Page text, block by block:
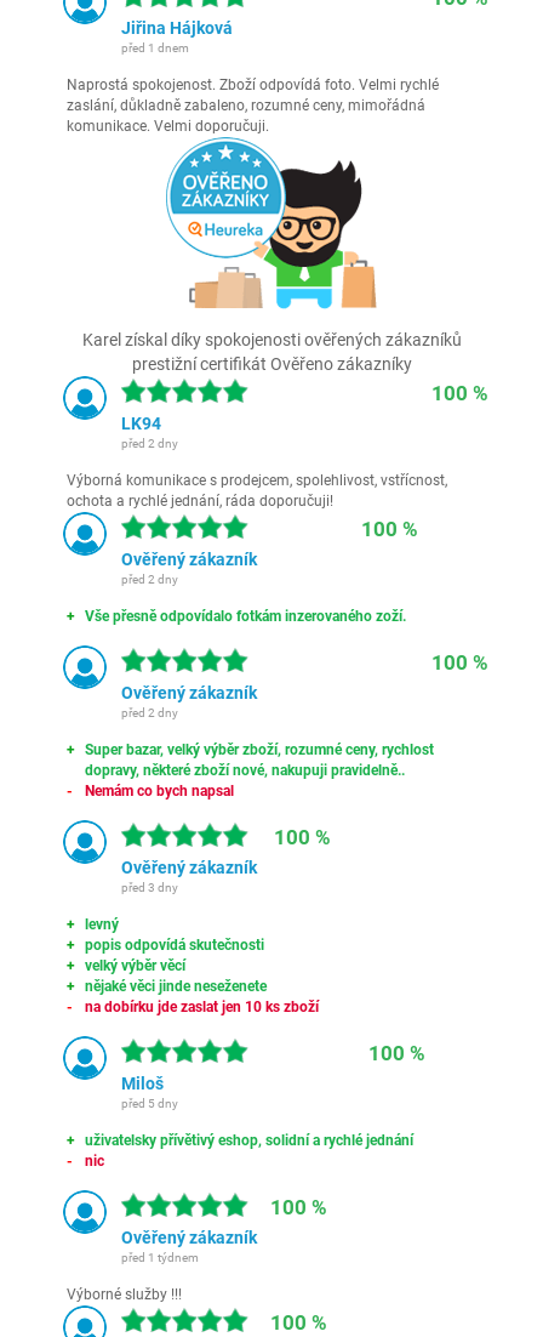
Jiřina Hájková
před 1 dnem
Naprostá spokojenost. Zboží odpovídá foto. Velmi rychlé
zaslání, důkladně zabaleno, rozumné ceny, mimořádná
komunikace. Velmi doporučuji.
Karel získal díky spokojenosti ověřených zákazníků
prestižní certifikát Ověřeno zákazníky
100 %
LK94
před 2 dny
Výborná komunikace s prodejcem, spolehlivost, vstřícnost,
ochota a rychlé jednání, ráda doporučuji!
100 %
Ověřený zákazník
před 2 dny
Vše přesně odpovídalo fotkám inzerovaného zoží.
100 %
Ověřený zákazník
před 2 dny
Super bazar, velký výběr zboží, rozumné ceny, rychlost
dopravy, některé zboží nové, nakupuji pravidelně..
Nemám co bych napsal
100 %
Ověřený zákazník
před 3 dny
levný
popis odpovídá skutečnosti
velký výběr věcí
nějaké věci jinde neseženete
na dobírku jde zaslat jen 10 ks zboží
100 %
Miloš
před 5 dny
uživatelsky přívětivý eshop, solidní a rychlé jednání
nic
100 %
Ověřený zákazník
před 1 týdnem
Výborné služby !!!
100 %